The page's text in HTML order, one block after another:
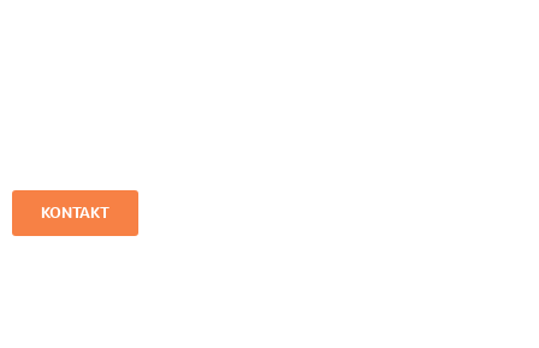
KONTAKT